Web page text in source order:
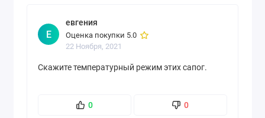
Е
евгения
Оценка покупки 5.0
22 Ноября, 2021
Скажите температурный режим этих сапог.
0 0